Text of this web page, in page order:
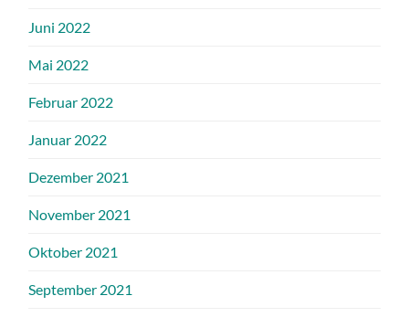
Juni 2022
Mai 2022
Februar 2022
Januar 2022
Dezember 2021
November 2021
Oktober 2021
September 2021